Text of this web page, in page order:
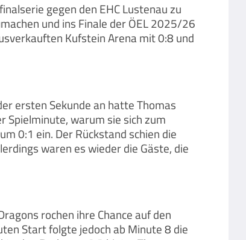
gegen den EHC Lustenau zu
und ins Finale der ÖEL 2025/26
Kufstein Arena mit 0:8 und
ersten Sekunde an hatte Thomas
Spielminute, warum sie sich zum
0:1 ein. Der Rückstand schien die
waren es wieder die Gäste, die
rochen ihre Chance auf den
Start folgte jedoch ab Minute 8 die